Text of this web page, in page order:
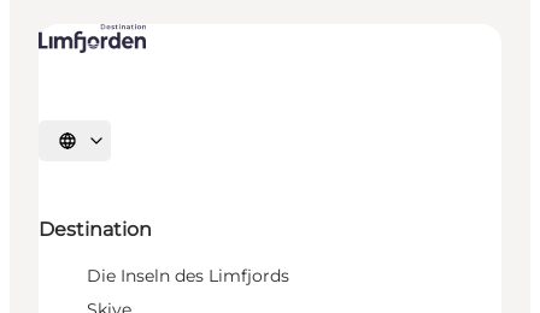
Sprache auswählen
Destination
Die Inseln des Limfjords